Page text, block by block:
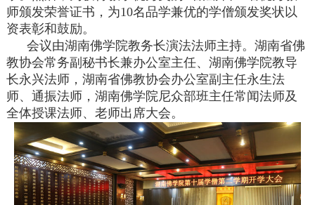
师颁发荣誉证书，为10名品学兼优的学僧颁发奖状以
资表彰和鼓励。
会议由湖南佛学院教务长演法法师主持。湖南省佛
教协会常务副秘书长兼办公室主任、湖南佛学院教导
长永兴法师，湖南省佛教协会办公室副主任永生法
师、通振法师，湖南佛学院尼众部班主任常闻法师及
全体授课法师、老师出席大会。